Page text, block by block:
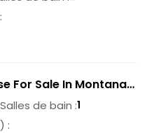
For Sale In Montana
Salles de bain :1
: